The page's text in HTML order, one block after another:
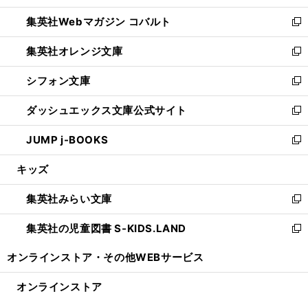
開
く
ウ
で
開
く
ン
ド
ウ
で
開
く
ウ
ィ
ン
ド
ウ
で
開
く
集英社Webマガジン コバルト
新
し
い
ウ
ィ
ン
ド
ウ
で
開
集英社オレンジ文庫
新
し
い
ウ
ィ
ン
ド
ウ
開
く
シフォン文庫
新
し
い
ウ
ィ
ン
ウ
で
開
く
ダッシュエックス文庫公式サイト
新
し
い
ウ
ン
ド
ウ
で
JUMP j-BOOKS
新
し
ウ
ィ
ン
ド
開
キッズ
集英社みらい文庫
新
し
い
ン
集英社の児童図書 S-KIDS.LAND
新
ウ
オンラインストア・ その他WEBサービス
オンラインストア